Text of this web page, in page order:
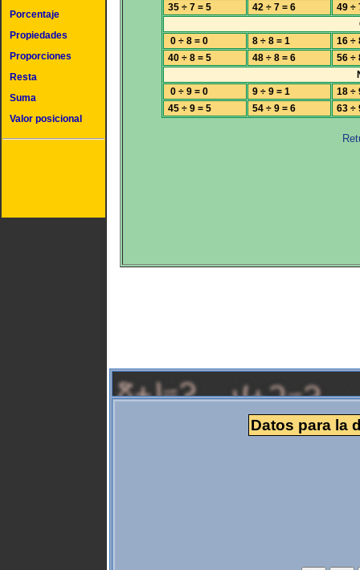
Porcentaje
Propiedades
Proporciones
Resta
Suma
Valor posicional
35 ÷ 7 = 5
42 ÷ 7 = 6
49 ÷
0 ÷ 8 = 0
8 ÷ 8 = 1
16 ÷
40 ÷ 8 = 5
48 ÷ 8 = 6
56 ÷
0 ÷ 9 = 0
9 ÷ 9 = 1
18 ÷
45 ÷ 9 = 5
54 ÷ 9 = 6 63 ÷
Datos para la